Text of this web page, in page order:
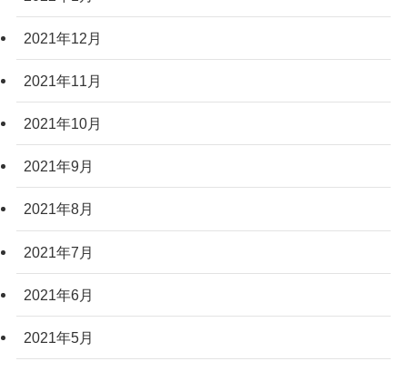
2021年12月
2021年11月
2021年10月
2021年9月
2021年8月
2021年7月
2021年6月
2021年5月